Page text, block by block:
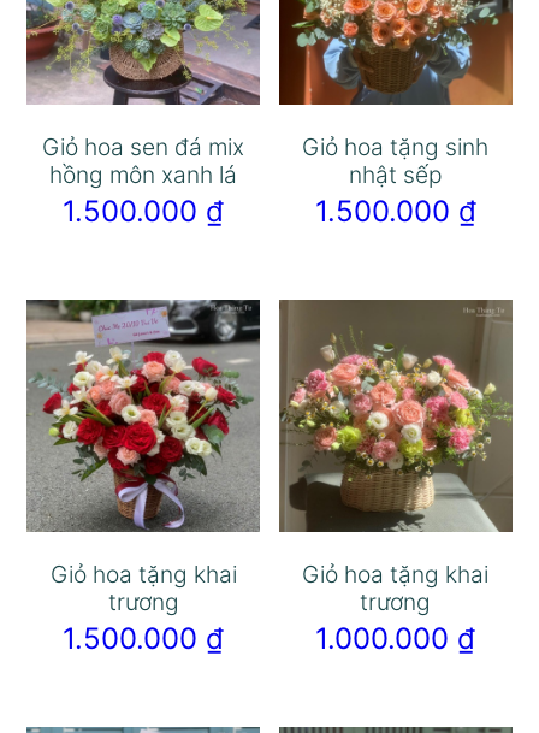
Giỏ hoa sen đá mix
hồng môn xanh lá
1.500.000 ₫
Giỏ hoa tặng sinh
nhật sếp
1.500.000 ₫
Giỏ hoa tặng khai
trương
1.500.000 ₫
Giỏ hoa tặng khai
trương
1.000.000 ₫